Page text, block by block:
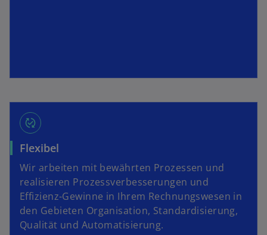
published_with_changes
Flexibel
Wir arbeiten mit bewährten Prozessen und
realisieren Prozessverbesserungen und
Effizienz-Gewinne in Ihrem Rechnungswesen in
den Gebieten Organisation, Standardisierung,
Qualität und Automatisierung.